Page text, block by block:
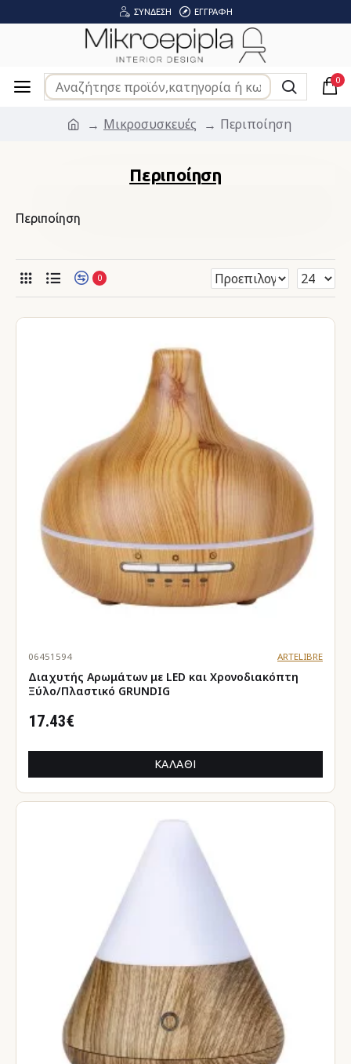
ΣΎΝΔΕΣΗ ΕΓΓΡΑΦΉ
0
Μικροσυσκευές Περιποίηση
Περιποίηση
Περιποίηση
0
06451594 ARTELIBRE
Διαχυτής Αρωμάτων με LED και Χρονοδιακόπτη
Ξύλο/Πλαστικό GRUNDIG
17.43€
ΚΑΛΆΘΙ